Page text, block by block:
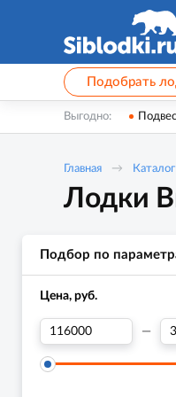
Подобрать
Выгодно:
Главная Каталог
Лодки
Подбор по
Цена, руб.
—